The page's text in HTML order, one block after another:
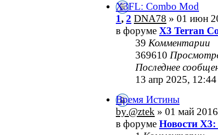
X3FL: Combo Mod
1, 2 DNA78 » 01 июн
в форуме X3 Terran
39Комментарии
369610
Последнее
13 апр 2025, 12:44
Время Истины
by.@ztek » 01 май
в форуме Новости